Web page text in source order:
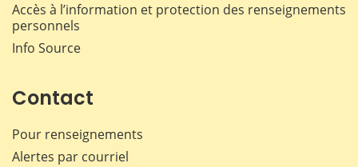
Accès à l’information et protection des renseignements
personnels
Info Source
Contact
Pour renseignements
Alertes par courriel